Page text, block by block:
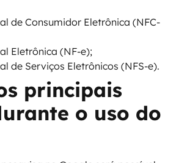
de Consumidor Eletrônica (NFC-
Eletrônica (NF-e);
de Serviços Eletrônicos (NFS-e).
principais
o uso do